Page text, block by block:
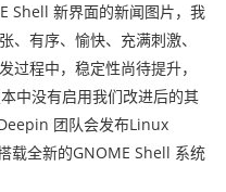
Shell 新界面的新闻图片，我
、有序、愉快、充满刺激、
过程中，稳定性尚待提升，
中没有启用我们改进后的其
团队会发布Linux
载全新的GNOME Shell 系统